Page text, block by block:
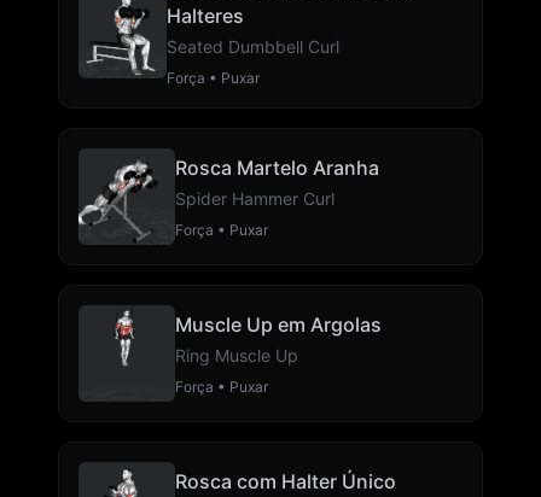
Halteres
Seated Dumbbell Curl
Força • Puxar
Rosca Martelo Aranha
Spider Hammer Curl
Força • Puxar
Muscle Up em Argolas
Ring Muscle Up
Força • Puxar
Rosca com Halter Único